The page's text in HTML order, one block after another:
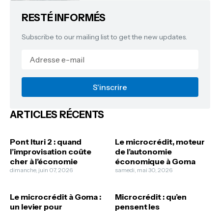
RESTÉ INFORMÉS
Subscribe to our mailing list to get the new updates.
ARTICLES RÉCENTS
Pont Ituri 2 : quand
l’improvisation coûte
cher à l’économie
dimanche, juin 07, 2026
Le microcrédit, moteur
de l’autonomie
économique à Goma
samedi, mai 30, 2026
Le microcrédit à Goma :
un levier pour
Microcrédit : qu’en
pensent les